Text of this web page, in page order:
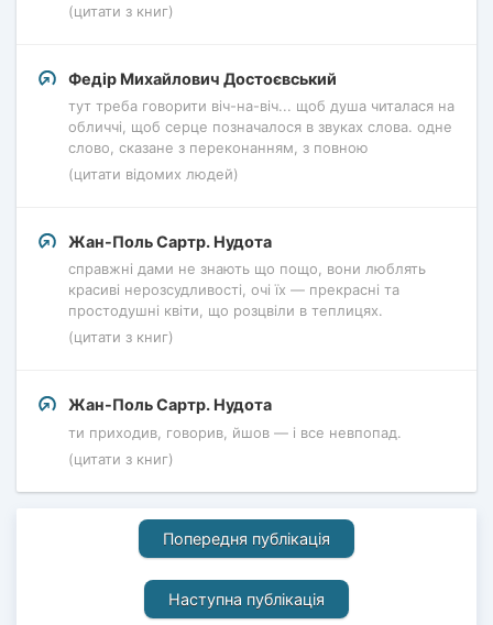
(цитати з книг)
Федір Михайлович Достоєвський
тут треба говорити віч-на-віч... щоб душа читалася на
обличчі, щоб серце позначалося в звуках слова. одне
слово, сказане з переконанням, з повною
(цитати відомих людей)
Жан-Поль Сартр. Нудота
справжні дами не знають що пощо, вони люблять
красиві нерозсудливості, очі їх — прекрасні та
простодушні квіти, що розцвіли в теплицях.
(цитати з книг)
Жан-Поль Сартр. Нудота
ти приходив, говорив, йшов — і все невпопад.
(цитати з книг)
Попередня публікація
Наступна публікація